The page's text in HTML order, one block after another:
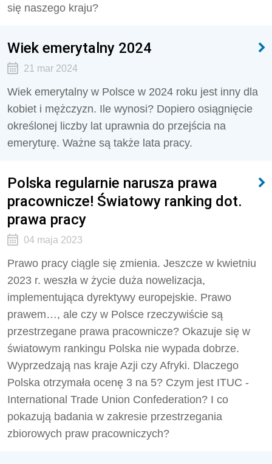
się naszego kraju?
Wiek emerytalny 2024
21 mar 2024
Wiek emerytalny w Polsce w 2024 roku jest inny dla
kobiet i mężczyzn. Ile wynosi? Dopiero osiągnięcie
określonej liczby lat uprawnia do przejścia na
emeryturę. Ważne są także lata pracy.
Polska regularnie narusza prawa
pracownicze! Światowy ranking dot.
prawa pracy
04 maja 2023
Prawo pracy ciągle się zmienia. Jeszcze w kwietniu
2023 r. weszła w życie duża nowelizacja,
implementująca dyrektywy europejskie. Prawo
prawem…, ale czy w Polsce rzeczywiście są
przestrzegane prawa pracownicze? Okazuje się w
światowym rankingu Polska nie wypada dobrze.
Wyprzedzają nas kraje Azji czy Afryki. Dlaczego
Polska otrzymała ocenę 3 na 5? Czym jest ITUC -
International Trade Union Confederation? I co
pokazują badania w zakresie przestrzegania
zbiorowych praw pracowniczych?